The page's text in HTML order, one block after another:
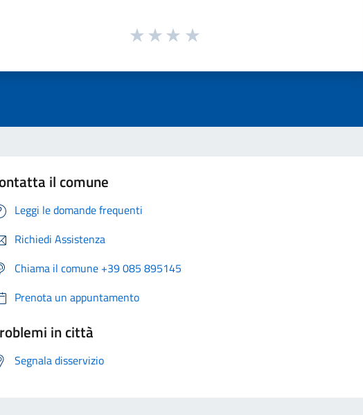
il comune
Leggi le domande frequenti
Richiedi Assistenza
Chiama il comune +39 085 895145
Prenota un appuntamento
in città
Segnala disservizio